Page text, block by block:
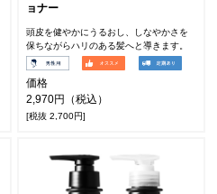
ョナー
頭皮を健やかにうるおし、しなやかさを
保ちながらハリのある髪へと導きます。
価格
2,970円（税込）
[税抜 2,700円]